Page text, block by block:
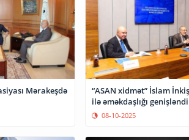
Mərakeşdə
“ASAN xidmət” İslam
ilə əməkdaşlığı
08-10-2025